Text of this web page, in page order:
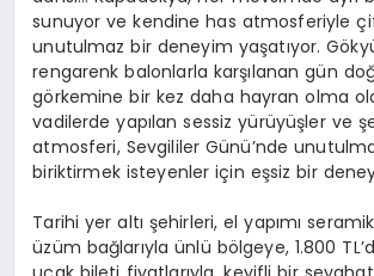
sunuyor ve kendine has atmosferiyle
unutulmaz bir deneyim yaşatıyor.
rengarenk balonlarla karşılanan gün
görkemine bir kez daha hayran olma
vadilerde yapılan sessiz yürüyüşler ve
atmosferi, Sevgililer Günü’nde
biriktirmek isteyenler için eşsiz bir
Tarihi yer altı şehirleri, el yapımı
üzüm bağlarıyla ünlü bölgeye, 1.800